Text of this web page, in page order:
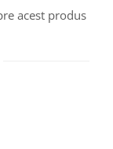
acest produs